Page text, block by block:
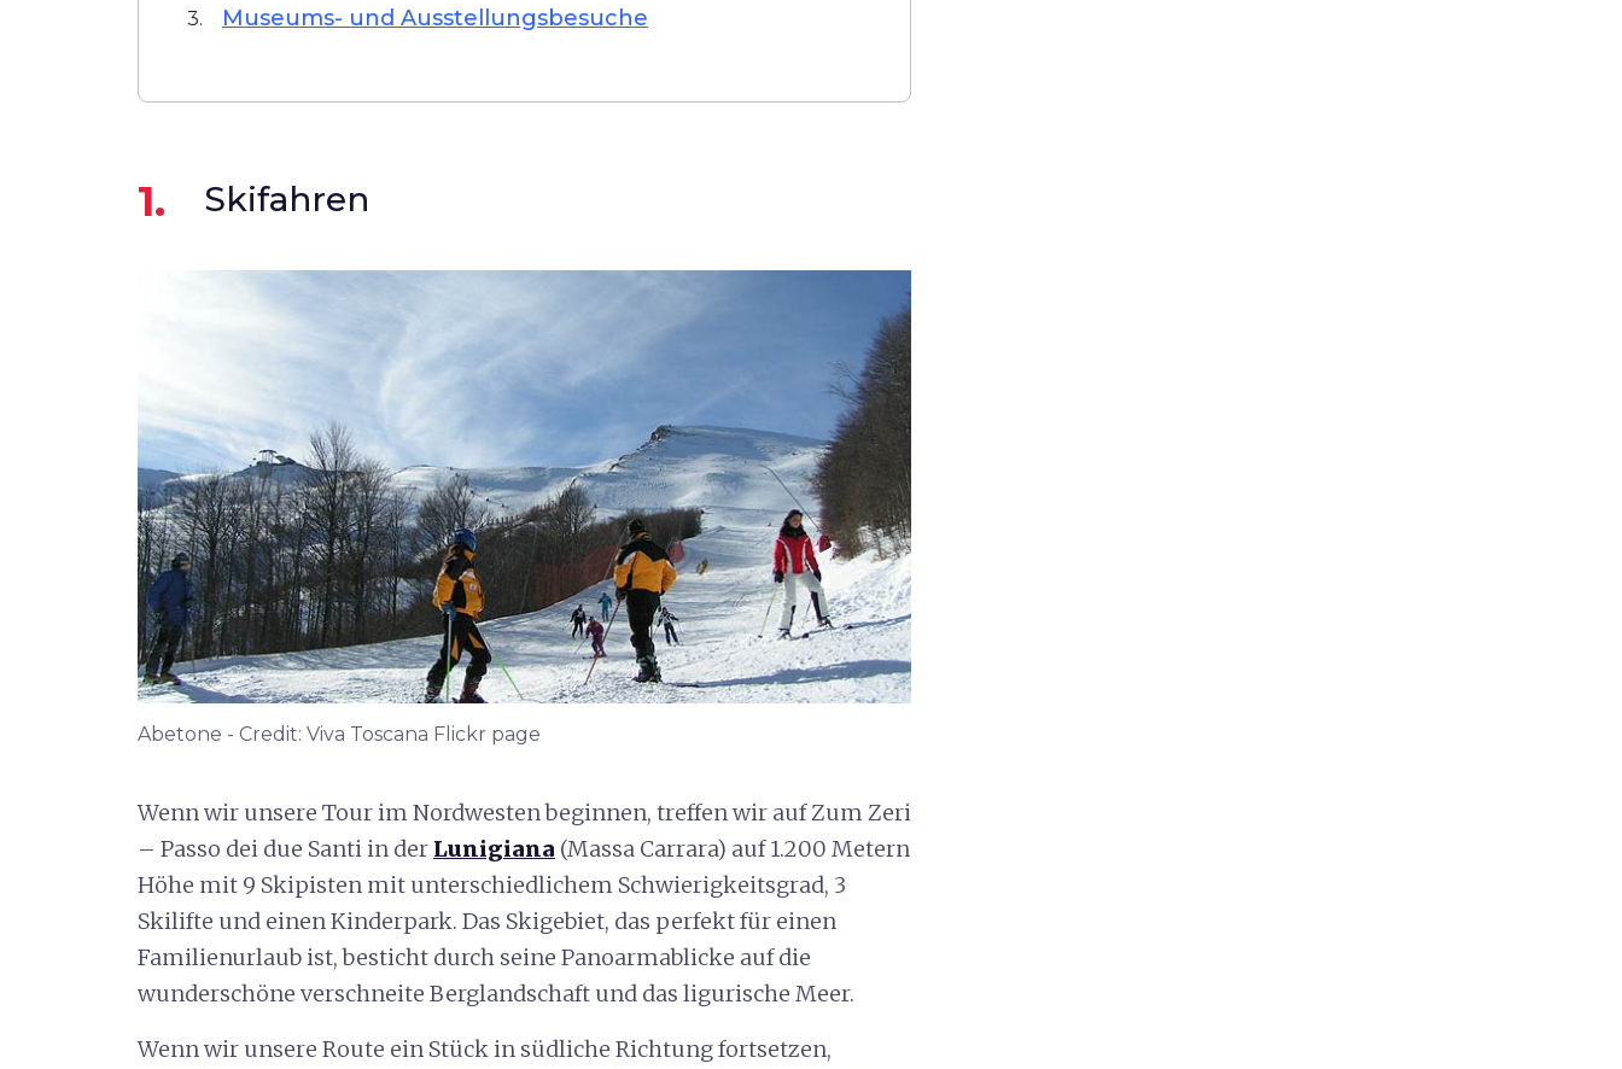
3. Museums- und Ausstellungsbesuche
1. Skifahren
Abetone - Credit: Viva Toscana Flickr page
Wenn wir unsere Tour im Nordwesten beginnen, treffen wir auf Zum Zeri
– Passo dei due Santi in der Lunigiana (Massa Carrara) auf 1.200 Metern
Höhe mit 9 Skipisten mit unterschiedlichem Schwierigkeitsgrad, 3
Skilifte und einen Kinderpark. Das Skigebiet, das perfekt für einen
Familienurlaub ist, besticht durch seine Panoarmablicke auf die
wunderschöne verschneite Berglandschaft und das ligurische Meer.
Wenn wir unsere Route ein Stück in südliche Richtung fortsetzen,